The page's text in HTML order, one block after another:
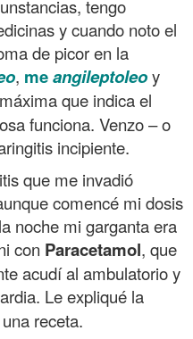
tengo
y cuando noto el
de picor en la
, meangileptoleoy
que indica el
funciona. Venzo – o
incipiente.
que me invadió
comencé mi dosis
noche mi garganta era
con Paracetamol, que
acudí al ambulatorio y
Le expliqué la
receta.